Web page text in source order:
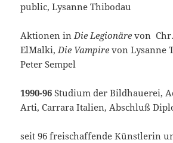
public, Lysanne Thibodau
Aktionen inDie Legionäre von
El´Malki,Die Vampire von Lysanne
Peter Sempel
1990-96Studium der Bildhauerei,
Arti, Carrara Italien, Abschluß
seit 96 freischaffende Künstlerin